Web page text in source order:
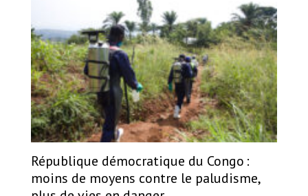
République démocratique du Congo :
moins de moyens contre le paludisme,